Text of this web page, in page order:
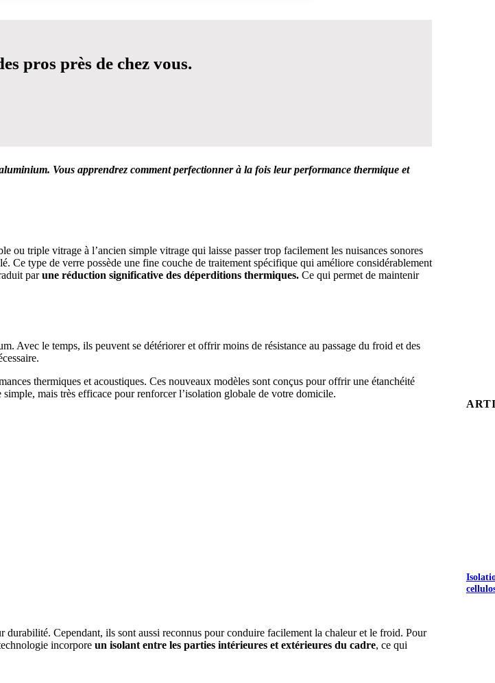
pros près de chez vous.
Vous apprendrez comment perfectionner à la fois leur performance thermique et
triple vitrage à l’ancien simple vitrage qui laisse passer trop facilement les nuisances sonores
Ce type de verre possède une fine couche de traitement spécifique qui améliore considérablement
parune réduction significative des déperditions thermiques. Ce qui permet de maintenir
Avec le temps, ils peuvent se détériorer et offrir moins de résistance au passage du froid et des
thermiques et acoustiques. Ces nouveaux modèles sont conçus pour offrir une étanchéité
simple, mais très efficace pour renforcer l’isolation globale de votre domicile.
Cependant, ils sont aussi reconnus pour conduire facilement la chaleur et le froid. Pour
incorpore un isolant entre les parties intérieures et extérieures du cadre, ce qui